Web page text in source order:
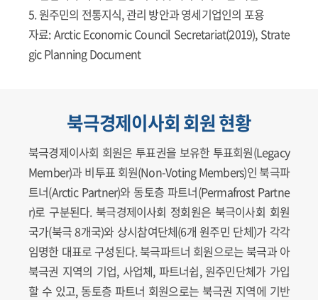
원주민의 전통지식, 관리 방안과 영세기업인의 포용
자료: Arctic Economic Council Secretariat(2019), Strate
gic Planning Document
북극경제이사회 회원 현황
북극경제이사회 회원은 투표권을 보유한 투표회원(Legacy
Member)과 비투표 회원(Non-Voting Members)인 북극파
트너(Arctic Partner)와 동토층 파트너(Permafrost Partne
r)로 구분된다. 북극경제이사회 정회원은 북극이사회 회원
국가(북극 8개국)와 상시참여단체(6개 원주민 단체)가 각각
임명한 대표로 구성된다. 북극파트너 회원으로는 북극과 아
북극권 지역의 기업, 사업체, 파트너쉽, 원주민단체가 가입
할 수 있고, 동토층 파트너 회원으로는 북극권 지역에 기반